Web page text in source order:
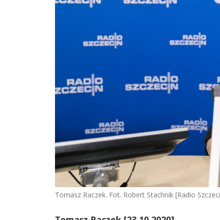
Tomasz Raczek. Fot. Robert Stachnik [Radio